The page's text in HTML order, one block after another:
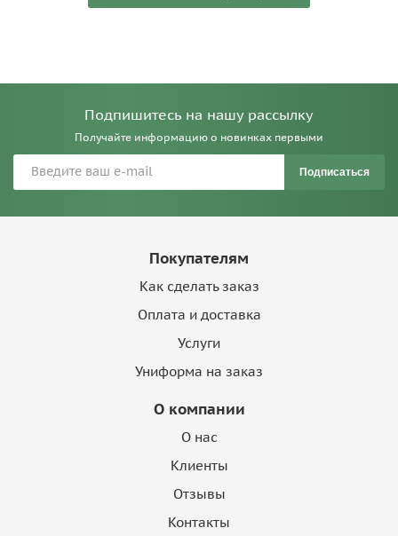
Подпишитесь на нашу рассылку
Получайте информацию о новинках первыми
Подписаться
Покупателям
Как сделать заказ
Оплата и доставка
Услуги
Униформа на заказ
О компании
О нас
Клиенты
Отзывы
Контакты